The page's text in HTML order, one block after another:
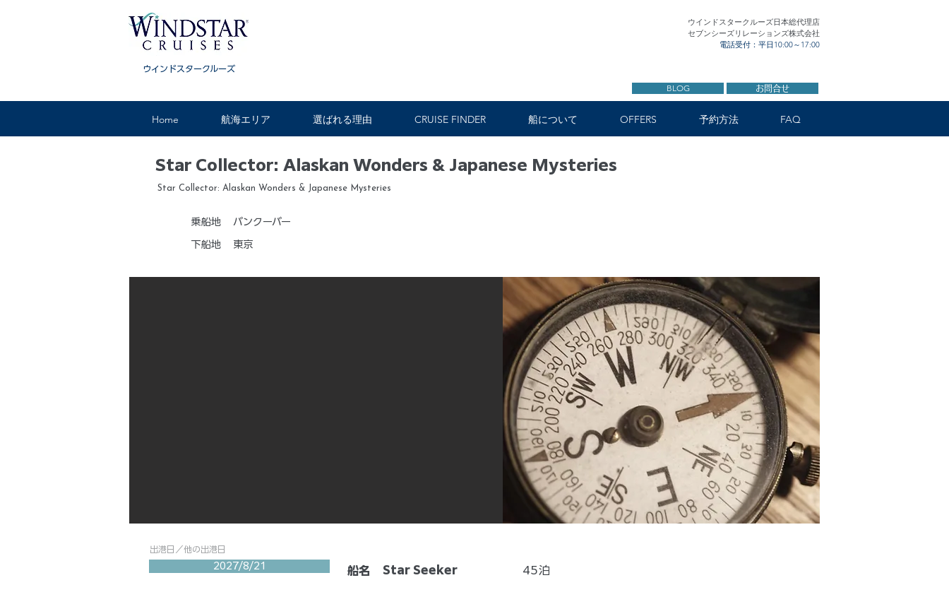
ウインドスタークルーズ
ウインドスタークルーズ日本総代理店
セブンシーズリレーションズ株式会社
電話受付：平日10:00～17:00
BLOG お問合せ
Home 航海エリア 選ばれる理由 CRUISE FINDER 船について OFFERS 予約方法 FAQ
Star Collector: Alaskan Wonders & Japanese Mysteries
Star Collector: Alaskan Wonders & Japanese Mysteries
乗船地 バンクーバー
下船地 東京
出港日／他の出港日
2027/8/21 船名 Star Seeker 45泊